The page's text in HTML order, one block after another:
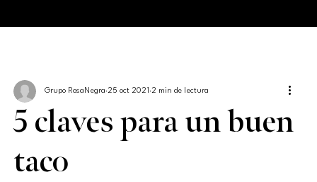
5 claves para un buen
taco
Grupo RosaNegra 25 oct 2021 2 min de lectura